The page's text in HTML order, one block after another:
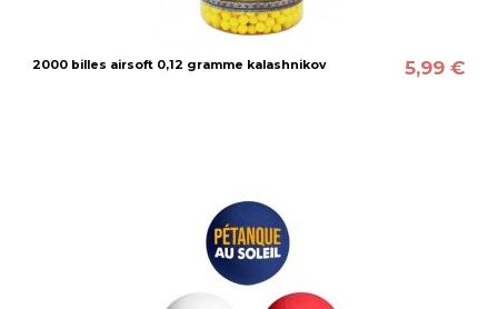
2000 billes airsoft 0,12 gramme kalashnikov 5,99 €